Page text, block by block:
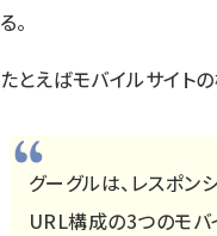
る。
たとえばモバイルサイト
グーグルは、レスポン
URL構成の3つのモバ